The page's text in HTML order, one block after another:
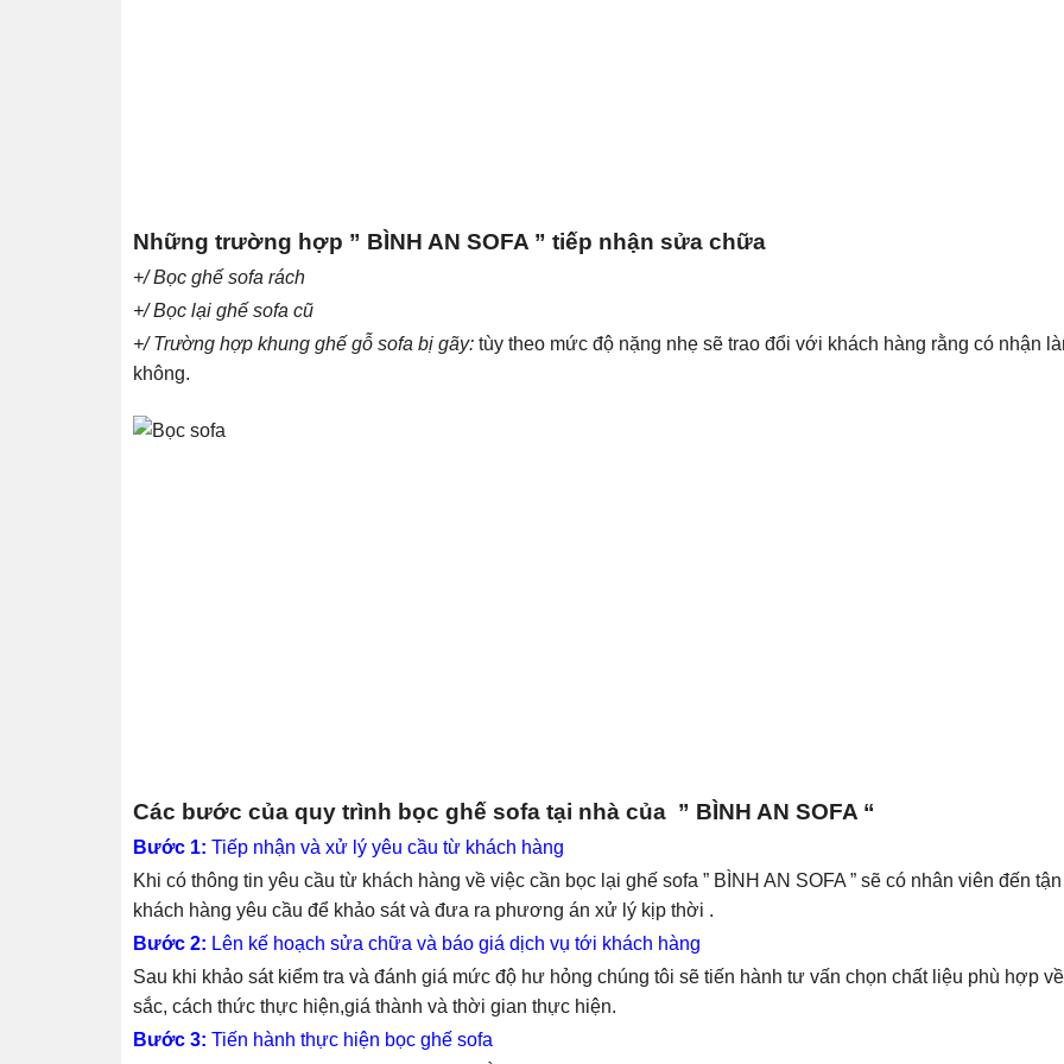
Những trường hợp ” BÌNH AN SOFA ” tiếp nhận sửa chữa
+/ Bọc ghế sofa rách
+/ Bọc lại ghế sofa cũ
+/ Trường hợp khung ghế gỗ sofa bị gãy: tùy theo mức độ nặng nhẹ sẽ trao đổi với khách hàng rằng có nhận
không.
Các bước của quy trình bọc ghế sofa tại nhà của ” BÌNH AN SOFA “
Bước 1: Tiếp nhận và xử lý yêu cầu từ khách hàng
Khi có thông tin yêu cầu từ khách hàng về việc cần bọc lại ghế sofa ” BÌNH AN SOFA ” sẽ có nhân viên đến
khách hàng yêu cầu để khảo sát và đưa ra phương án xử lý kịp thời .
Bước 2: Lên kế hoạch sửa chữa và báo giá dịch vụ tới khách hàng
Sau khi khảo sát kiểm tra và đánh giá mức độ hư hỏng chúng tôi sẽ tiến hành tư vấn chọn chất liệu phù hợp
sắc, cách thức thực hiện,giá thành và thời gian thực hiện.
Bước 3: Tiến hành thực hiện bọc ghế sofa